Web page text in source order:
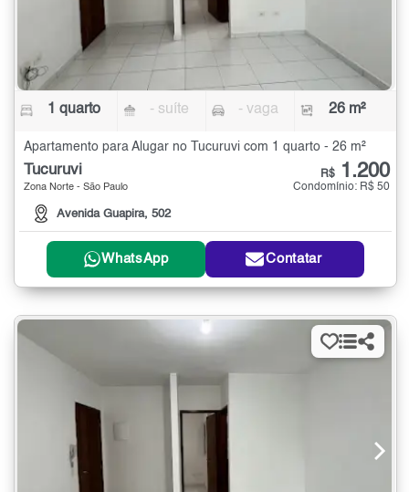
1 quarto - suíte - vaga 26 m²
Apartamento para Alugar no Tucuruvi com 1 quarto - 26 m²
Tucuruvi
Zona Norte - São Paulo
Avenida Guapira, 502
R$ 1.200
Condomínio: R$ 50
WhatsApp Contatar